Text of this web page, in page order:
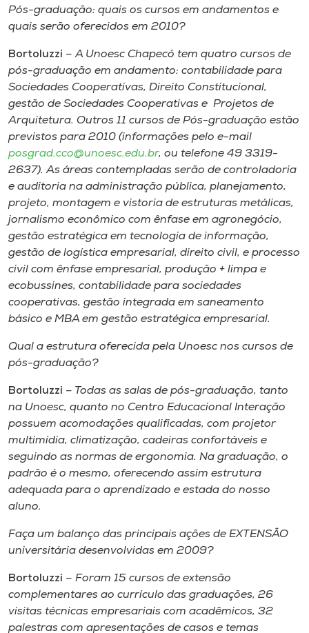
Pós-graduação: quais os cursos em andamentos e
quais serão oferecidos em 2010?
Bortoluzzi – A Unoesc Chapecó tem quatro cursos de
pós-graduação em andamento: contabilidade para
Sociedades Cooperativas, Direito Constitucional,
gestão de Sociedades Cooperativas e Projetos de
Arquitetura. Outros 11 cursos de Pós-graduação estão
previstos para 2010 (informações pelo e-mail
posgrad.cco@unoesc.edu.br, ou telefone 49 3319-
2637). As áreas contempladas serão de controladoria
e auditoria na administração pública, planejamento,
projeto, montagem e vistoria de estruturas metálicas,
jornalismo econômico com ênfase em agronegócio,
gestão estratégica em tecnologia de informação,
gestão de logística empresarial, direito civil, e processo
civil com ênfase empresarial, produção + limpa e
ecobussines, contabilidade para sociedades
cooperativas, gestão integrada em saneamento
básico e MBA em gestão estratégica empresarial.
Qual a estrutura oferecida pela Unoesc nos cursos de
pós-graduação?
Bortoluzzi – Todas as salas de pós-graduação, tanto
na Unoesc, quanto no Centro Educacional Interação
possuem acomodações qualificadas, com projetor
multimídia, climatização, cadeiras confortáveis e
seguindo as normas de ergonomia. Na graduação, o
padrão é o mesmo, oferecendo assim estrutura
adequada para o aprendizado e estada do nosso
aluno.
Faça um balanço das principais ações de EXTENSÃO
universitária desenvolvidas em 2009?
Bortoluzzi – Foram 15 cursos de extensão
complementares ao currículo das graduações, 26
visitas técnicas empresariais com acadêmicos, 32
palestras com apresentações de casos e temas